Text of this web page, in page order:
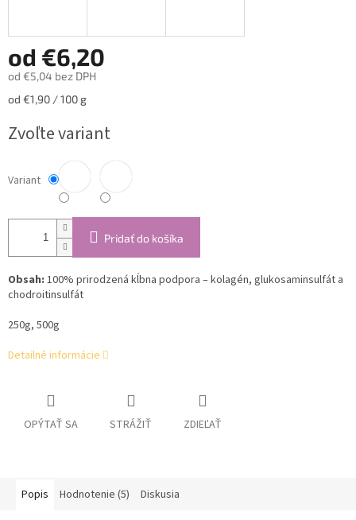
od €6,20
od €5,04 bez DPH
Jednotková
od €1,90 / 100 g
Zvoľte variant
Variant
Pridať do košíka
Obsah: 100% prirodzená kĺbna podpora – kolagén, glukosaminsulfát a
chodroitinsulfát
250g, 500g
Detailné informácie
OPÝTAŤ SA STRÁŽIŤ ZDIEĽAŤ
Popis Hodnotenie (5) Diskusia